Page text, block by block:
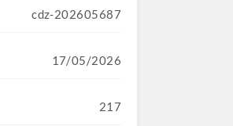
cdz-202605687
17/05/2026
217